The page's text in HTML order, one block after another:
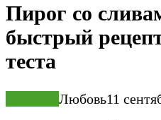
Пирог со
быстрый
теста
Любовь11